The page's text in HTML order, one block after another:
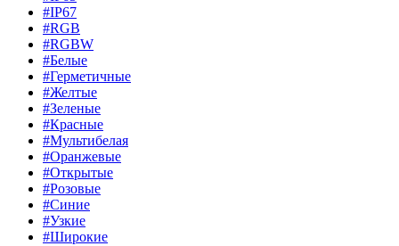
#IP67
#RGB
#RGBW
#Белые
#Герметичные
#Желтые
#Зеленые
#Красные
#Мультибелая
#Оранжевые
#Открытые
#Розовые
#Синие
#Узкие
#Широкие